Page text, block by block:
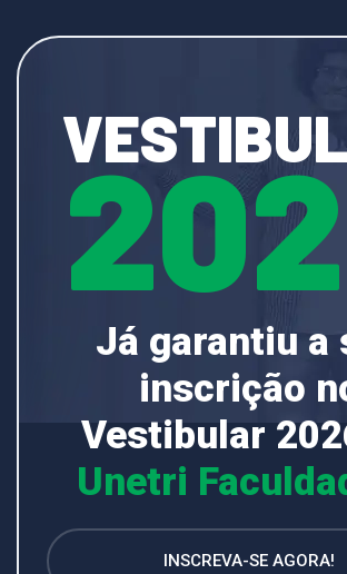
Já garantiu a
inscrição
Vestibular
Unetri
INSCREVA-SE AGORA!